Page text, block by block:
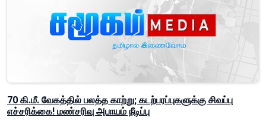
70 கி.மீ. வேகத்தில் பலத்த காற்று; கடற்பரப்புகளுக்கு சிவப்பு
எச்சரிக்கை! மண்சரிவு அபாயம் நீடிப்பு